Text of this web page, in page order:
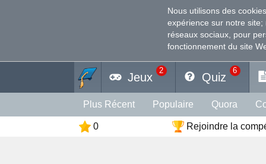
Nous utilisons des
expérience sur notre site;
réseaux sociaux, pour
fonctionnement du site
Jeux
2
Quiz
6
Plus Récent Populaire Quora
Histoire Phychologie
0 Rejoindre la